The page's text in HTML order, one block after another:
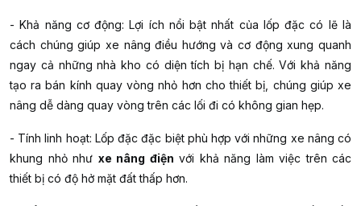
- Khả năng cơ động:Lợi ích nổi bật nhất của lốp đặc có lẽ là
cách chúng giúp xe nâng điều hướng và cơ động xung quanh
ngay cả những nhà kho có diện tích bị hạn chế. Với khả năng
tạo ra bán kính quay vòng nhỏ hơn cho thiết bị, chúng giúp xe
nâng dễ dàng quay vòng trên các lối đi có không gian hẹp.
- Tính linh hoạt: Lốp đặc đặc biệt phù hợp với những xe nâng có
khung nhỏ như xe nâng điện với khả năng làm việc trên các
thiết bị có độ hở mặt đất thấp hơn.